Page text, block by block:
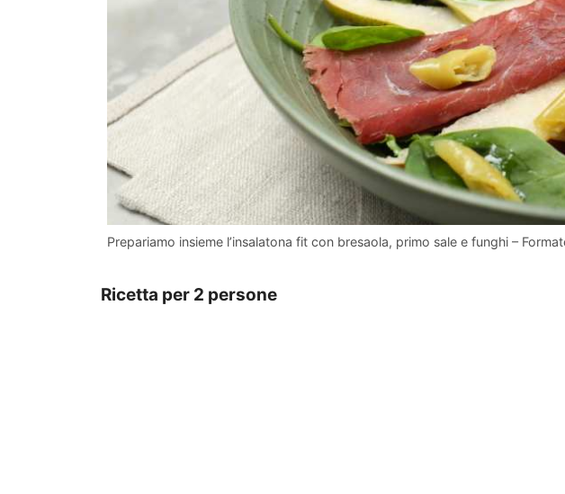
Prepariamo insieme l’insalatona fit con bresaola, primo sale e funghi –
Ricetta per 2 persone